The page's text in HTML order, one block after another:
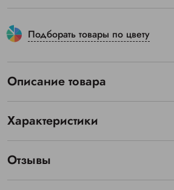
Подборать товары по цвету
Описание товара
Характеристики
Отзывы